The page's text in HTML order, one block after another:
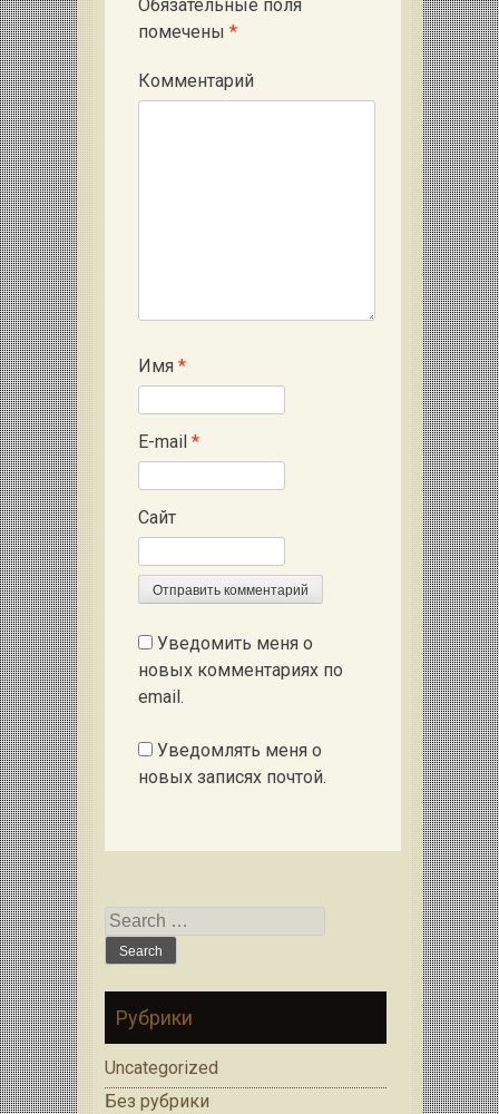
Обязательные поля
помечены *
Комментарий
Имя *
E-mail *
Сайт
Уведомить меня о
новых комментариях по
email.
Уведомлять меня о
новых записях почтой.
Search for:
Рубрики
Uncategorized
Без рубрики